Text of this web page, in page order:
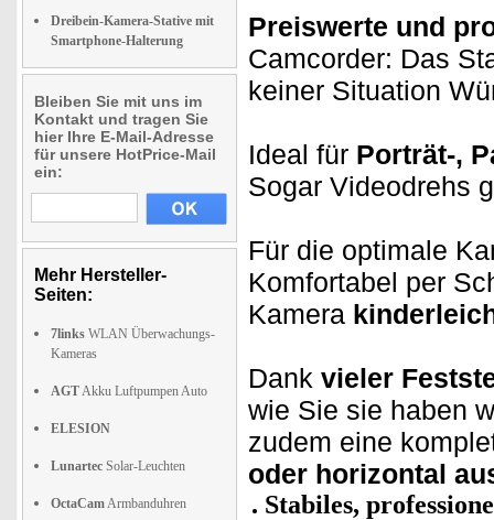
Dreibein-Kamera-Stative mit
Smartphone-Halterung
Bleiben Sie mit uns im
Kontakt und tragen Sie
hier Ihre E-Mail-Adresse
für unsere HotPrice-Mail
ein:
Mehr Hersteller-
Seiten:
7links WLAN Überwachungs-
Kameras
AGTAkku Luftpumpen Auto
ELESION
Lunartec Solar-Leuchten
OctaCamArmbanduhren
Preiswerte und
Camcorder: Das
keiner Situation
Ideal für Porträt-,
Sogar Videodrehs
Für die optimale
Komfortabel per
Kamera
Dank vieler
wie Sie sie haben
zudem eine
oder horizontal
Stabiles,